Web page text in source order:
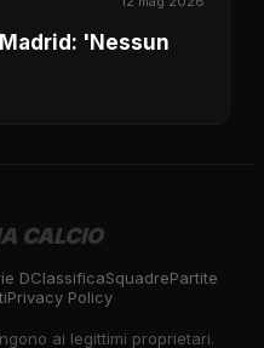
'Nessun
CALCIO
DClassificaSquadrePartite
Privacy Policy
ai legittimi proprietari.